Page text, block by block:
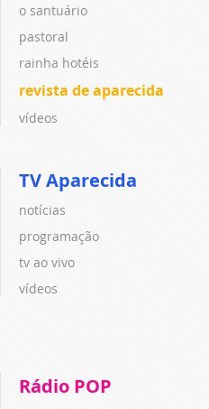
o santuário
pastoral
rainha hotéis
revista de aparecida
vídeos
TV Aparecida
notícias
programação
tv ao vivo
vídeos
Rádio POP